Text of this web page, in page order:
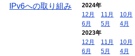
IPv6への取り組み
2024年
12月
11月 10月
6月
5月 4月
2023年
12月
11月 10月
6月
5月 4月